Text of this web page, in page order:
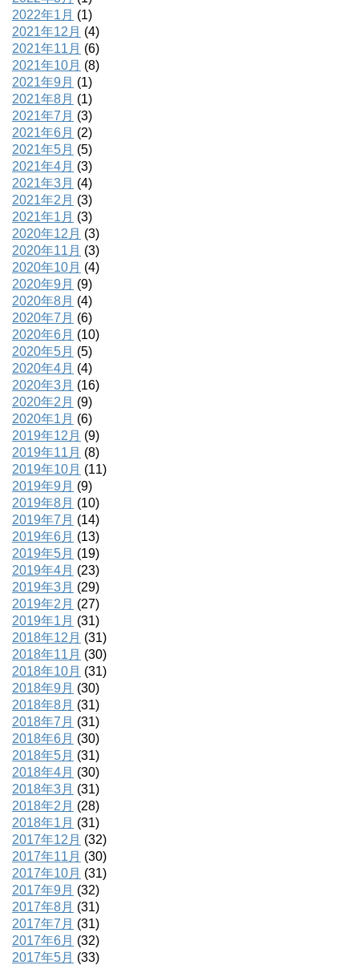
2022年1月 (1)
2021年12月 (4)
2021年11月 (6)
2021年10月 (8)
2021年9月 (1)
2021年8月 (1)
2021年7月 (3)
2021年6月 (2)
2021年5月 (5)
2021年4月 (3)
2021年3月 (4)
2021年2月 (3)
2021年1月 (3)
2020年12月 (3)
2020年11月 (3)
2020年10月 (4)
2020年9月 (9)
2020年8月 (4)
2020年7月 (6)
2020年6月 (10)
2020年5月 (5)
2020年4月 (4)
2020年3月 (16)
2020年2月 (9)
2020年1月 (6)
2019年12月 (9)
2019年11月 (8)
2019年10月 (11)
2019年9月 (9)
2019年8月 (10)
2019年7月 (14)
2019年6月 (13)
2019年5月 (19)
2019年4月 (23)
2019年3月 (29)
2019年2月 (27)
2019年1月 (31)
2018年12月 (31)
2018年11月 (30)
2018年10月 (31)
2018年9月 (30)
2018年8月 (31)
2018年7月 (31)
2018年6月 (30)
2018年5月 (31)
2018年4月 (30)
2018年3月 (31)
2018年2月 (28)
2018年1月 (31)
2017年12月 (32)
2017年11月 (30)
2017年10月 (31)
2017年9月 (32)
2017年8月 (31)
2017年7月 (31)
2017年6月 (32)
2017年5月 (33)